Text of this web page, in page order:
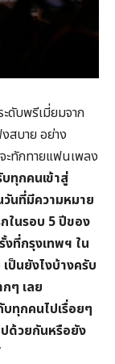
ดับพรีเมี่ยมจาก
สบาย อย่าง
ะทักทายแฟนเพลง
ทุกคนเข้าสู่
วันที่มีความหมาย
ในรอบ 5 ปีของ
ที่กรุงเทพฯ ใน
ป็นยังไงบ้างครับ
ๆ เลย
ทุกคนไปเรื่อยๆ
ด้วยกันหรือยัง